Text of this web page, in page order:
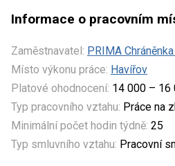
Informace o pracovním
Zaměstnavatel: PRIMA Chráněnka
Místo výkonu práce: Havířov
Platové ohodnocení: 14 000 – 16
Typ pracovního vztahu: Práce na
Minimální počet hodin týdně: 25
Typ smluvního vztahu: Pracovní